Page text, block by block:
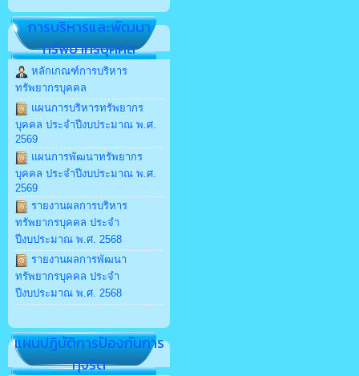
การบริหารและพัฒนา
ทรัพยากรบุคคล
หลักเกณฑ์การบริหาร
ทรัพยากรบุคคล
แผนการบริหารทรัพยากร
บุคคล ประจำปีงบประมาณ พ.ศ.
2569
แผนการพัฒนาทรัพยากร
บุคคล ประจำปีงบประมาณ พ.ศ.
2569
รายงานผลการบริหาร
ทรัพยากรบุคคล ประจำ
ปีงบประมาณ พ.ศ. 2568
รายงานผลการพัฒนา
ทรัพยากรบุคคล ประจำ
ปีงบประมาณ พ.ศ. 2568
แผนปฏิบัติการป้องกันการ
ทุจริต